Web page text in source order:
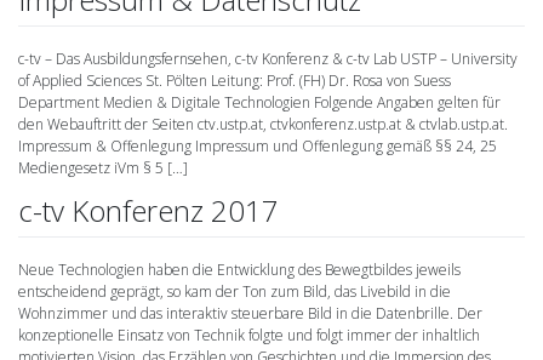
c-tv – Das Ausbildungsfernsehen, c-tv Konferenz & c-tv Lab USTP – University
of Applied Sciences St. Pölten Leitung: Prof. (FH) Dr. Rosa von Suess
Department Medien & Digitale Technologien Folgende Angaben gelten für
den Webauftritt der Seiten ctv.ustp.at, ctvkonferenz.ustp.at & ctvlab.ustp.at.
Impressum & Offenlegung Impressum und Offenlegung gemäß §§ 24, 25
Mediengesetz iVm § 5 […]
c-tv Konferenz 2017
Neue Technologien haben die Entwicklung des Bewegtbildes jeweils
entscheidend geprägt, so kam der Ton zum Bild, das Livebild in die
Wohnzimmer und das interaktiv steuerbare Bild in die Datenbrille. Der
konzeptionelle Einsatz von Technik folgte und folgt immer der inhaltlich